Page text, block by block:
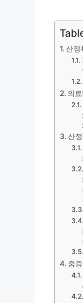
산정
의
산
중